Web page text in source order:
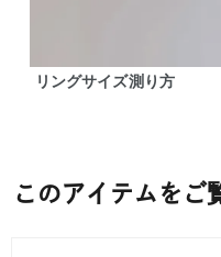
リングサイズ測り方
このアイテムをご